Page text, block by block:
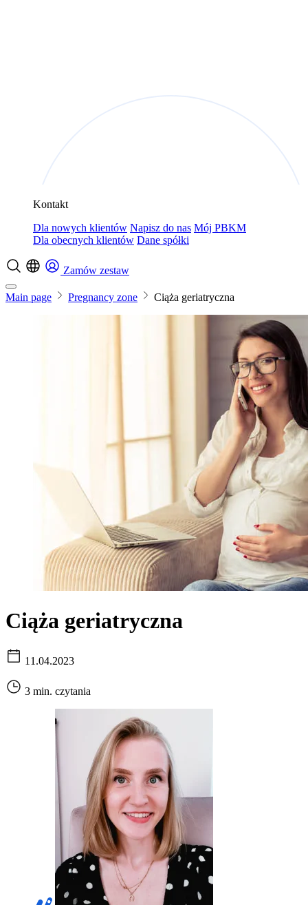
Kontakt
Dla nowych klientów Napisz do nas Mój PBKM
Dla obecnych klientów Dane spółki
Zamów zestaw
Main page Pregnancy zone Ciąża geriatryczna
Ciąża geriatryczna
11.04.2023
3 min. czytania